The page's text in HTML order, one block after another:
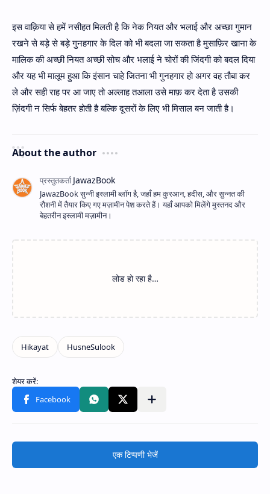
इस वाक़िया से हमें नसीहत मिलती है कि नेक नियत और भलाई और अच्छा गुमान
रखने से बड़े से बड़े गुनहगार के दिल को भी बदला जा सकता है मुसाफ़िर खाना के
मालिक की अच्छी नियत अच्छी सोच और भलाई ने चोरों की जिंदगी को बदल दिया
और यह भी मालूम हुआ कि इंसान चाहे जितना भी गुनहगार हो अगर वह तौबा कर
ले और सही राह पर आ जाए तो अल्लाह तआला उसे माफ़ कर देता है उसकी
ज़िंदगी न सिर्फ बेहतर होती है बल्कि दूसरों के लिए भी मिसाल बन जाती है।
About the author
JawazBook सुन्नी इस्लामी ब्लॉग है, जहाँ हम कुरआन, हदीस, और सुन्नत की
रौशनी में तैयार किए गए मज़ामीन पेश करते हैं। यहाँ आपको मिलेंगे मुस्तनद और
बेहतरीन इस्लामी मज़ामीन।
एक टिप्पणी भेजें